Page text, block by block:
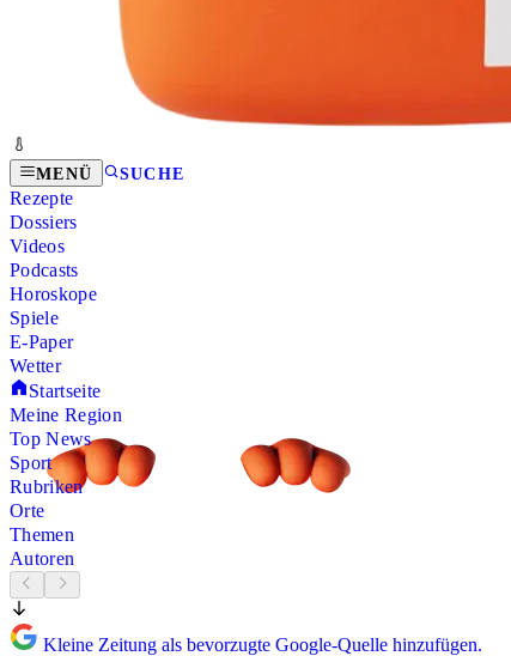
MENÜ SUCHE
Rezepte
Dossiers
Videos
Podcasts
Horoskope
Spiele
E-Paper
Wetter
Startseite
Meine Region
Top News
Sport
Rubriken
Orte
Themen
Autoren
Kleine Zeitung als bevorzugte Google-Quelle hinzufügen.